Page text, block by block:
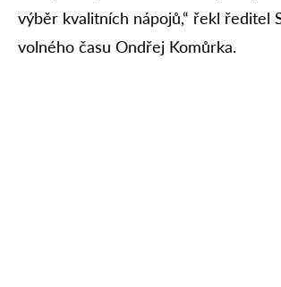
výběr kvalitních nápojů,“ řekl ředitel
volného času Ondřej Komůrka.